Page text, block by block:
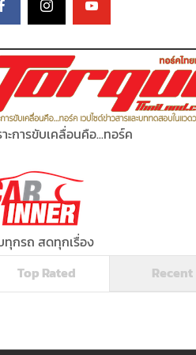
ะการขับเคลื่อนคือ...ทอร์ค
ทุกรถ สดทุกเรื่อง
Top Rated
Recent